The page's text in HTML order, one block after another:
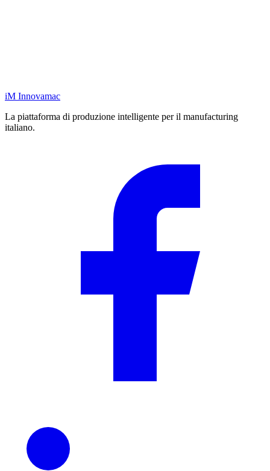
iM Innovamac
La piattaforma di produzione intelligente per il manufacturing
italiano.